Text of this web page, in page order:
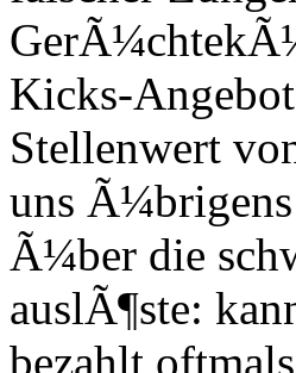
Kicks-
Stellenwert
uns
Ã¼ber die
auslÃ¶ste:
bezahlt